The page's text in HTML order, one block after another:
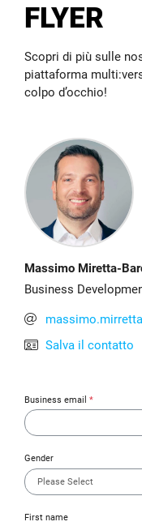
FLYER
Scopri di più sulle
piattaforma
colpo d’occhio!
Massimo Miretta-
Business
Salva il contatto
Business email *
Gender
First name